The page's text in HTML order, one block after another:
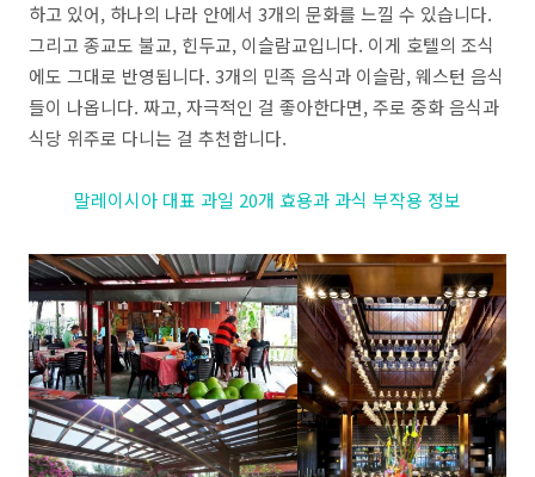
하고 있어, 하나의 나라 안에서 3개의 문화를 느낄 수 있습니다.
그리고 종교도 불교, 힌두교, 이슬람교입니다. 이게 호텔의 조식
에도 그대로 반영됩니다. 3개의 민족 음식과 이슬람, 웨스턴 음식
들이 나옵니다. 짜고, 자극적인 걸 좋아한다면, 주로 중화 음식과
식당 위주로 다니는 걸 추천합니다.
말레이시아 대표 과일 20개 효용과 과식 부작용 정보